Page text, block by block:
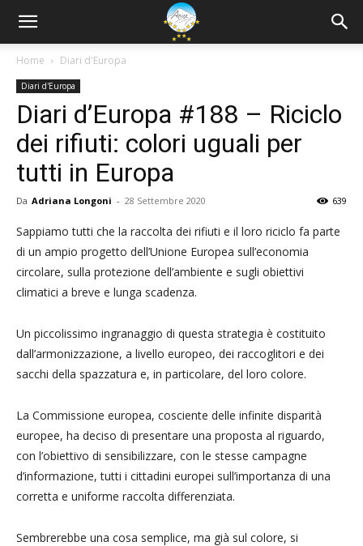
Home Diari d'Europa
Diari d'Europa
Diari d’Europa #188 – Riciclo
dei rifiuti: colori uguali per
tutti in Europa
Da Adriana Longoni - 28 Settembre 2020 639
Sappiamo tutti che la raccolta dei rifiuti e il loro riciclo fa parte
di un ampio progetto dell’Unione Europea sull’economia
circolare, sulla protezione dell’ambiente e sugli obiettivi
climatici a breve e lunga scadenza.
Un piccolissimo ingranaggio di questa strategia è costituito
dall’armonizzazione, a livello europeo, dei raccoglitori e dei
sacchi della spazzatura e, in particolare, del loro colore.
La Commissione europea, cosciente delle infinite disparità
europee, ha deciso di presentare una proposta al riguardo,
con l’obiettivo di sensibilizzare, con le stesse campagne
d’informazione, tutti i cittadini europei sull’importanza di una
corretta e uniforme raccolta differenziata.
Sembrerebbe una cosa semplice, ma già sul colore, si